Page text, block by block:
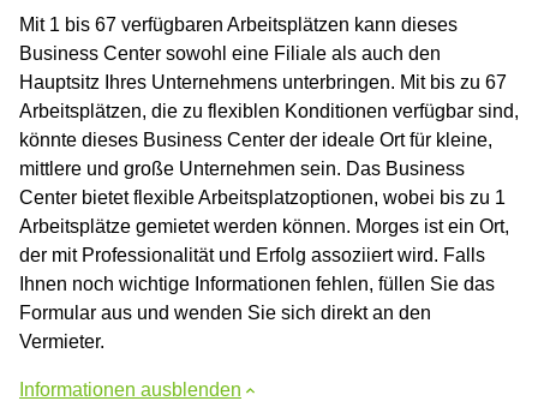
Mit 1 bis 67 verfügbaren Arbeitsplätzen kann dieses
Business Center sowohl eine Filiale als auch den
Hauptsitz Ihres Unternehmens unterbringen. Mit bis zu 67
Arbeitsplätzen, die zu flexiblen Konditionen verfügbar sind,
könnte dieses Business Center der ideale Ort für kleine,
mittlere und große Unternehmen sein. Das Business
Center bietet flexible Arbeitsplatzoptionen, wobei bis zu 1
Arbeitsplätze gemietet werden können. Morges ist ein Ort,
der mit Professionalität und Erfolg assoziiert wird. Falls
Ihnen noch wichtige Informationen fehlen, füllen Sie das
Formular aus und wenden Sie sich direkt an den
Vermieter.
Informationen ausblenden